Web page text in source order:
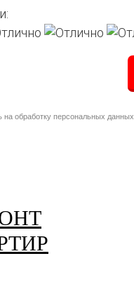
обработку персональных